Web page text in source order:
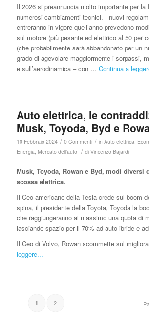
Il 2026 si preannuncia molto importante per la
numerosi cambiamenti tecnici. I nuovi
entreranno in vigore quell’anno prevedono
sul motore (più pesante ed elettrico al 50 per
(che probabilmente sarà abbandonato per un
grado di agevolare maggiormente i sorpassi,
e sull’aerodinamica – con … Continua a
Auto elettrica, le
Musk, Toyoda, Byd e
10 Febbraio 2024 / 0 Commenti / in Auto elettrica
Energia Mercato dell'auto / di Vincenzo Bajardi
Musk, Toyoda, Rowan e Byd, modi diversi
scossa elettrica.
Il Ceo americano della Tesla crede sul boom
spina, il presidente della Toyota, Toyoda la
che raggiungeranno al massimo una quota di
lasciando spazio per il 70% ad auto ibride e
Il Ceo di Volvo, Rowan scommette sul
leggere...
1 2